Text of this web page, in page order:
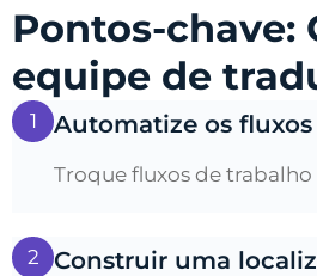
Pontos-
equipe de
1 Automatize os
Troque fluxos de
2 Construir uma